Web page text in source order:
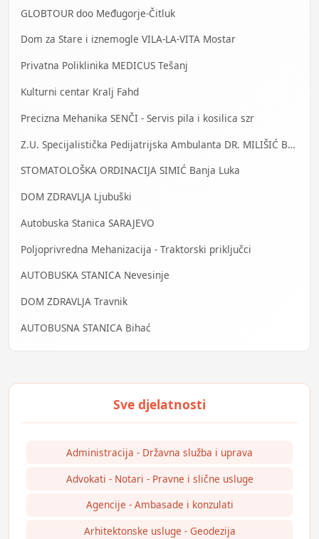
GLOBTOUR doo Međugorje-Čitluk
Dom za Stare i iznemogle VILA-LA-VITA Mostar
Privatna Poliklinika MEDICUS Tešanj
Kulturni centar Kralj Fahd
Precizna Mehanika SENČI - Servis pila i kosilica szr
Z.U. Specijalistička Pedijatrijska Ambulanta DR. MILIŠIĆ Banja Luka
STOMATOLOŠKA ORDINACIJA SIMIĆ Banja Luka
DOM ZDRAVLJA Ljubuški
Autobuska Stanica SARAJEVO
Poljoprivredna Mehanizacija - Traktorski priključci
AUTOBUSKA STANICA Nevesinje
DOM ZDRAVLJA Travnik
AUTOBUSNA STANICA Bihać
Administracija - Državna služba i uprava
Advokati - Notari - Pravne i slične usluge
Agencije - Ambasade i konzulati
Arhitektonske usluge - Geodezija